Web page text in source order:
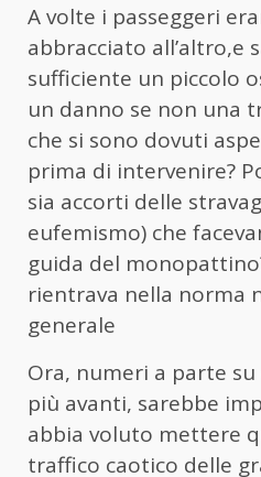
A volte i passeggeri
abbracciato all’altro,e
sufficiente un piccolo
un danno se non una
che si sono dovuti
prima di intervenire?
sia accorti delle
eufemismo) che
guida del
rientrava nella norma
generale
Ora, numeri a parte
più avanti, sarebbe
abbia voluto mettere
traffico caotico delle